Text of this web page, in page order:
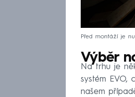
Před montáží je
Výběr
Na trhu je
systém EVO,
našem